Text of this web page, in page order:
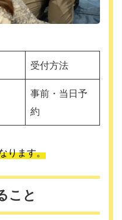
受付方法
事前・当日予
約
ります。
こと